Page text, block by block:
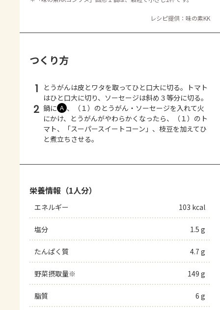
レシピ提供：味の素KK
つくり方
1
とうがんは皮とワタを取ってひと口大に切る。トマト
はひと口大に切り、ソーセージは斜め３等分に切る。
2 鍋に Ａ 、（１）のとうがん・ソーセージを入れて火
にかけ、とうがんがやわらかくなったら、（１）のト
マト、「スーパースイートコーン」、枝豆を加えてひ
と煮立ちさせる。
栄養情報（1人分）
エネルギー 103 kcal
塩分 1.5 g
たんぱく質 4.7 g
野菜摂取量※ 149 g
脂質 6 g